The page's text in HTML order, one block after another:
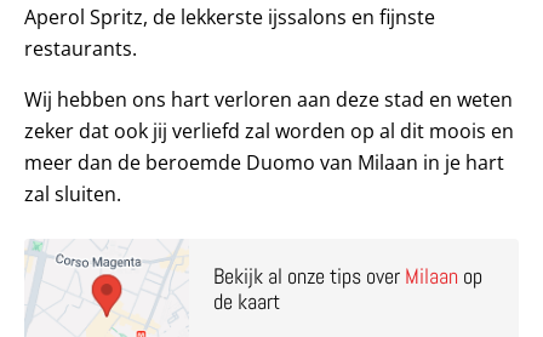
Aperol Spritz, de lekkerste ijssalons en fijnste
restaurants.
Wij hebben ons hart verloren aan deze stad en weten
zeker dat ook jij verliefd zal worden op al dit moois en
meer dan de beroemde Duomo van Milaan in je hart
zal sluiten.
Bekijk al onze tips over Milaan op
de kaart